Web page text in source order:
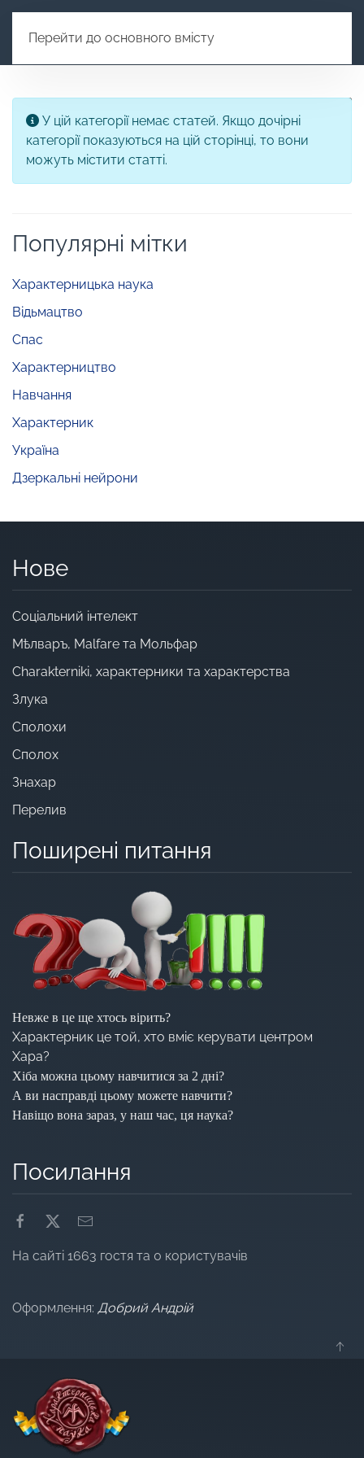
Перейти до основного вмісту
Інформація
У цій категорії немає статей. Якщо дочірні
категорії показуються на цій сторінці, то вони
можуть містити статті.
Популярні мітки
Характерницька наука
Відьмацтво
Спас
Характерництво
Навчання
Характерник
Україна
Дзеркальні нейрони
Нове
Cоціальний інтелект
Мѣлваръ, Malfare та Мольфар
Charakterniki, характерники та характерства
Злука
Сполохи
Сполох
Знахар
Перелив
Поширені питання
Невже в це ще хтось вірить?
Характерник це той, хто вміє керувати центром
Хара?
Хіба можна цьому навчитися за 2 дні?
А ви насправді цьому можете навчити?
Навіщо вона зараз, у наш час, ця наука?
Посилання
На сайті 1663 гостя та 0 користувачів
Оформлення: Добрий Андрій